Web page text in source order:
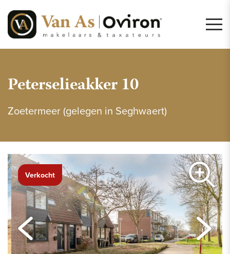
Peterselieakker 10
Zoetermeer (gelegen in Seghwaert)
Verkocht